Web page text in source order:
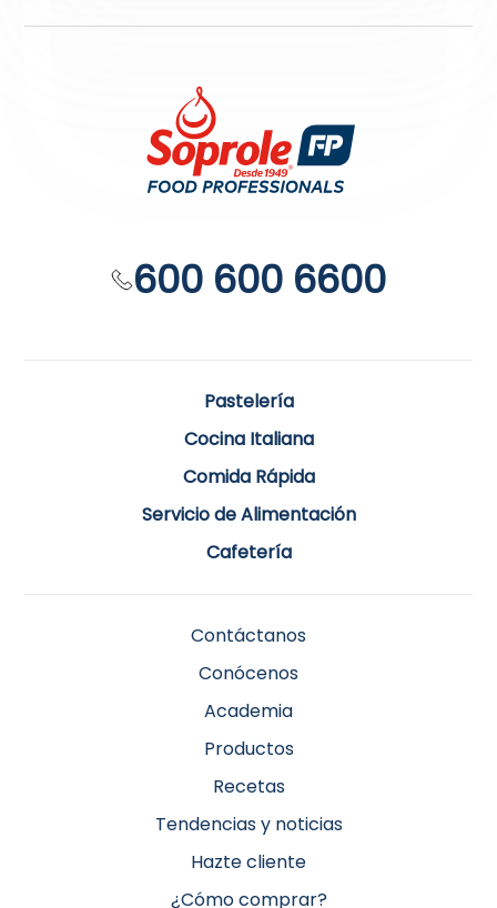
600 600 6600
Pastelería
Cocina Italiana
Comida Rápida
Servicio de Alimentación
Cafetería
Contáctanos
Conócenos
Academia
Productos
Recetas
Tendencias y noticias
Hazte cliente
¿Cómo comprar?